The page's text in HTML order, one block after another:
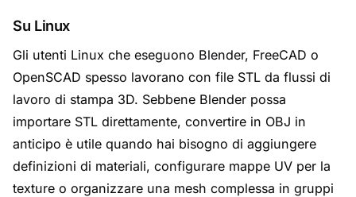
Su Linux
Gli utenti Linux che eseguono Blender, FreeCAD o
OpenSCAD spesso lavorano con file STL da flussi di
lavoro di stampa 3D. Sebbene Blender possa
importare STL direttamente, convertire in OBJ in
anticipo è utile quando hai bisogno di aggiungere
definizioni di materiali, configurare mappe UV per la
texture o organizzare una mesh complessa in gruppi